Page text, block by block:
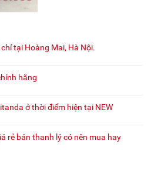
tại Hoàng Mai, Hà Nội.
hãng
ở thời điểm hiện tại NEW
rẻ bán thanh lý có nên mua hay